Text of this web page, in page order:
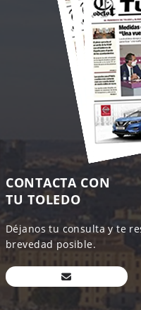
CONTACTA CON
TU TOLEDO
Déjanos tu consulta y te
brevedad posible.